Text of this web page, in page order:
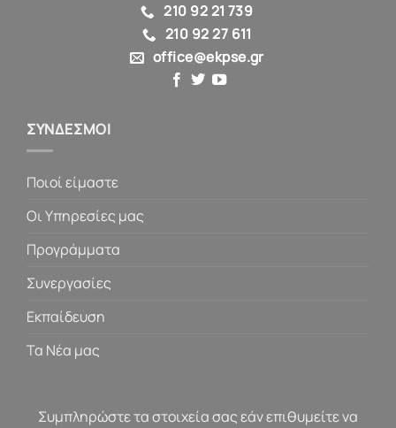
210 92 21 739
210 92 27 611
office@ekpse.gr
ΣΥΝΔΕΣΜΟΙ
Ποιοί είμαστε
Οι Υπηρεσίες μας
Προγράμματα
Συνεργασίες
Εκπαίδευση
Τα Νέα μας
Συμπληρώστε τα στοιχεία σας εάν επιθυμείτε να